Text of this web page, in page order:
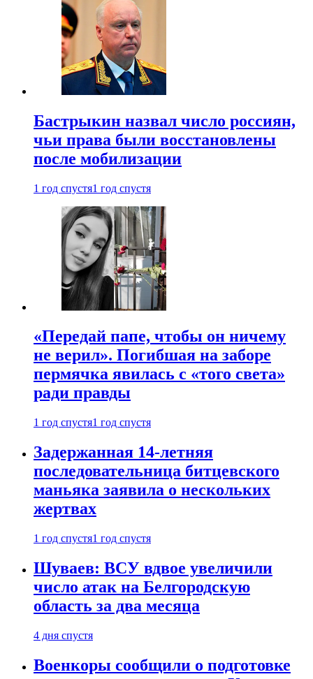
Бастрыкин назвал число россиян,
чьи права были восстановлены
после мобилизации
1 год спустя1 год спустя
«Передай папе, чтобы он ничему
не верил». Погибшая на заборе
пермячка явилась с «того света»
ради правды
1 год спустя1 год спустя
Задержанная 14-летняя
последовательница битцевского
маньяка заявила о нескольких
жертвах
1 год спустя1 год спустя
Шуваев: ВСУ вдвое увеличили
число атак на Белгородскую
область за два месяца
4 дня спустя
Военкоры сообщили о подготовке